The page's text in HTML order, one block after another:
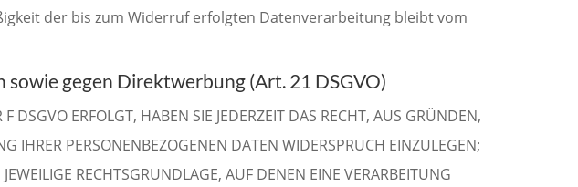
der bis zum Widerruf erfolgten Datenverarbeitung bleibt vom
gegen Direktwerbung (Art. 21 DSGVO)
ERFOLGT, HABEN SIE JEDERZEIT DAS RECHT, AUS GRÜNDEN,
IHRER PERSONENBEZOGENEN DATEN WIDERSPRUCH EINZULEGEN;
RECHTSGRUNDLAGE, AUF DENEN EINE VERARBEITUNG